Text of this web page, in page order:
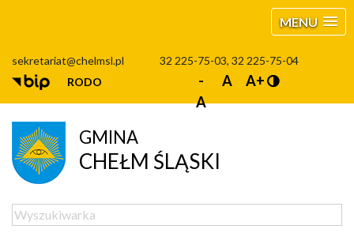
MENU
sekretariat@chelmsl.pl
32 225-75-03, 32 225-75-04
RODO
-
A
A A+
GMINA
CHEŁM ŚLĄSKI